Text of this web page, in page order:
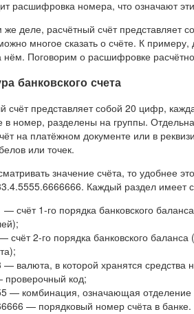
расшифровка номера, что означают
деле, расчётный счёт представляет
многое сказать о счёте. К примеру,
нём. Поговорим о расшифровке
банковского счета
счёт представляет собой 20 цифр,
в номер, разделены на группы.
на платёжном документе или в
или точек.
значение счёта, то удобнее
Каждый раздел имеет
— счёт 1-го порядка банковского
счёт 2-го порядка банковского
— валюта, в которой хранятся средства
код;
— комбинация, означающая отделение
— порядковый номер счёта в банке.